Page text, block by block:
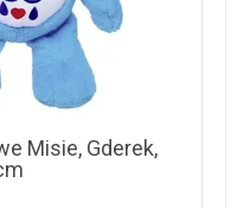
Misie, Gderek,